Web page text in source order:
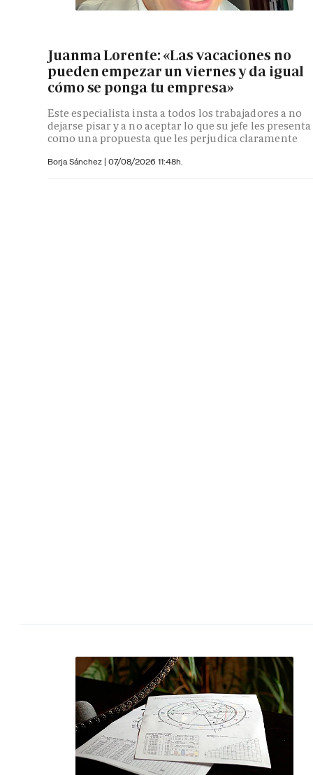
Juanma Lorente: «Las vacaciones no
pueden empezar un viernes y da igual
cómo se ponga tu empresa»
Este especialista insta a todos los trabajadores a no
dejarse pisar y a no aceptar lo que su jefe les presenta
como una propuesta que les perjudica claramente
Borja Sánchez | 07/08/2026 11:48h.